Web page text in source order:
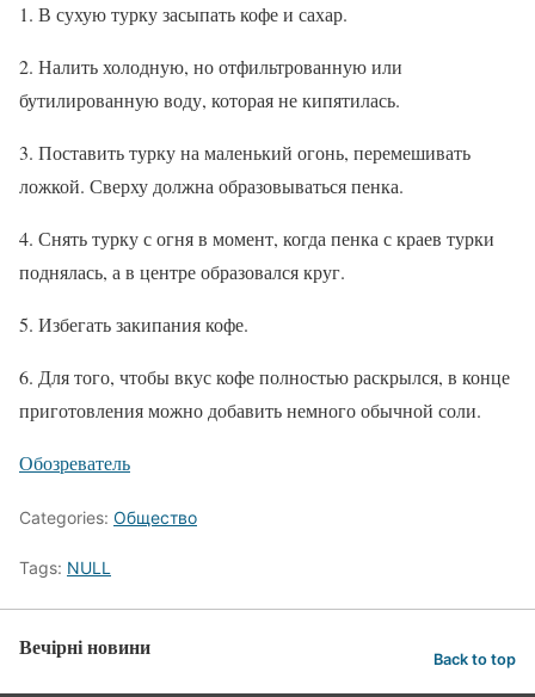
1. В сухую турку засыпать кофе и сахар.
2. Налить холодную, но отфильтрованную или
бутилированную воду, которая не кипятилась.
3. Поставить турку на маленький огонь, перемешивать
ложкой. Сверху должна образовываться пенка.
4. Снять турку с огня в момент, когда пенка с краев турки
поднялась, а в центре образовался круг.
5. Избегать закипания кофе.
6. Для того, чтобы вкус кофе полностью раскрылся, в конце
приготовления можно добавить немного обычной соли.
Обозреватель
Categories: Общество
Tags: NULL
Вечірні новини Back to top